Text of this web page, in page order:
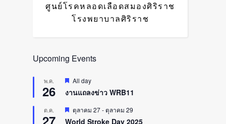
ศูนย์โรคหลอดเลือดสมองศิริราช
โรงพยาบาลศิริราช
Upcoming Events
พ.ค.
26
Featured
All day
งานแถลงข่าว WRB11
ต.ค. Featured
ตุลาคม 27-ตุลาคม 29
World Stroke Day 2025